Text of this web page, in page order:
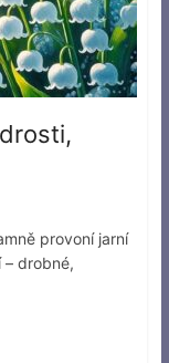
provoní jarní
drobné,